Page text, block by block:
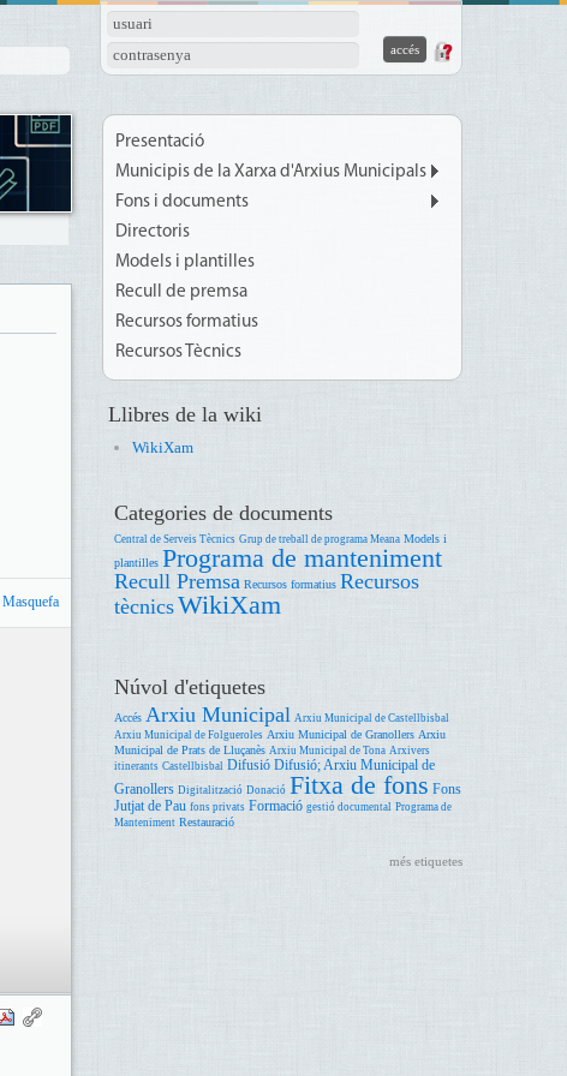
usuari
contrasenya
Masquefa
Presentació
Municipis de la Xarxa d'Arxius Municipals
Fons i documents
Directoris
Models i plantilles
Recull de premsa
Recursos formatius
Recursos Tècnics
Llibres de la wiki
WikiXam
Categories de documents
Central de Serveis Tècnics Grup de treball de programa Meana Models i
plantilles Programa de manteniment
Recull Premsa Recursos formatius Recursos
tècnicsWikiXam
Núvol d'etiquetes
Accés Arxiu Municipal Arxiu Municipal de Castellbisbal
Arxiu Municipal de Folgueroles Arxiu Municipal de Granollers Arxiu
Municipal de Prats de Lluçanès Arxiu Municipal de Tona Arxivers
itinerants Castellbisbal Difusió Difusió; Arxiu Municipal de
Granollers Digitalització Donació Fitxa de fons Fons
Jutjat de Pau fons privats Formació gestió documental Programa de
Manteniment Restauració
més etiquetes